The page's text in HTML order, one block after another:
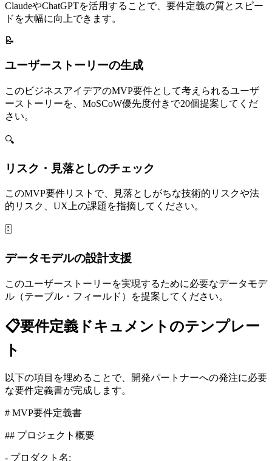
ClaudeやChatGPTを活用することで、要件定義の質とスピー
ドを大幅に向上できます。
📝
ユーザーストーリーの生成
このビジネスアイデアのMVP要件として考えられるユーザ
ーストーリーを、MoSCoW優先度付きで20個提案してくだ
さい。
🔍
リスク・見落としのチェック
このMVP要件リストで、見落としがちな技術的リスクや法
的リスク、UX上の課題を指摘してください。
🗄️
データモデルの設計支援
このユーザーストーリーを実現するために必要なデータモデ
ル（テーブル・フィールド）を提案してください。
📋要件定義ドキュメントのテンプレー
ト
以下の項目を埋めることで、開発パートナーへの発注に必要
な要件定義書が完成します。
# MVP要件定義書
## プロジェクト概要
- プロダクト名: ___